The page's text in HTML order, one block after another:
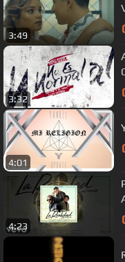
3:49
3:32
4:01
4:23